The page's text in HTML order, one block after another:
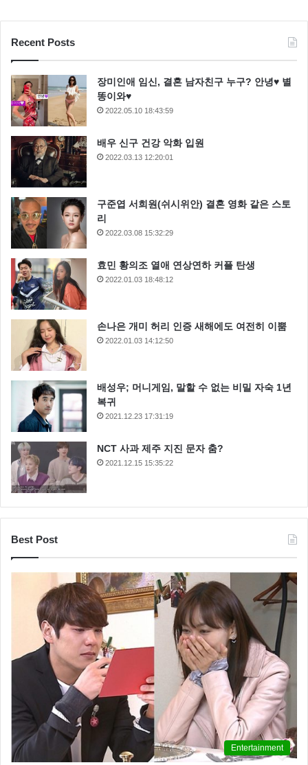
Recent Posts
장미인애 임신, 결혼 남자친구 누구? 안녕♥ 별
똥이와♥
2022.05.10 18:43:59
배우 신구 건강 악화 입원
2022.03.13 12:20:01
구준엽 서희원(쉬시위안) 결혼 영화 같은 스토
리
2022.03.08 15:32:29
효민 황의조 열애 연상연하 커플 탄생
2022.01.03 18:48:12
손나은 개미 허리 인증 새해에도 여전히 이뿜
2022.01.03 14:12:50
배성우; 머니게임, 말할 수 없는 비밀 자숙 1년
복귀
2021.12.23 17:31:19
NCT 사과 제주 지진 문자 춤?
2021.12.15 15:35:22
Best Post
Entertainment